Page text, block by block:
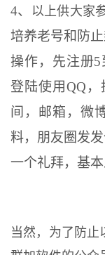
4、 以上供大家
培养老号和防
操作，先注册
登陆使用QQ
间，邮箱，微
料，朋友圈发
一个礼拜，基
当然，为了防止